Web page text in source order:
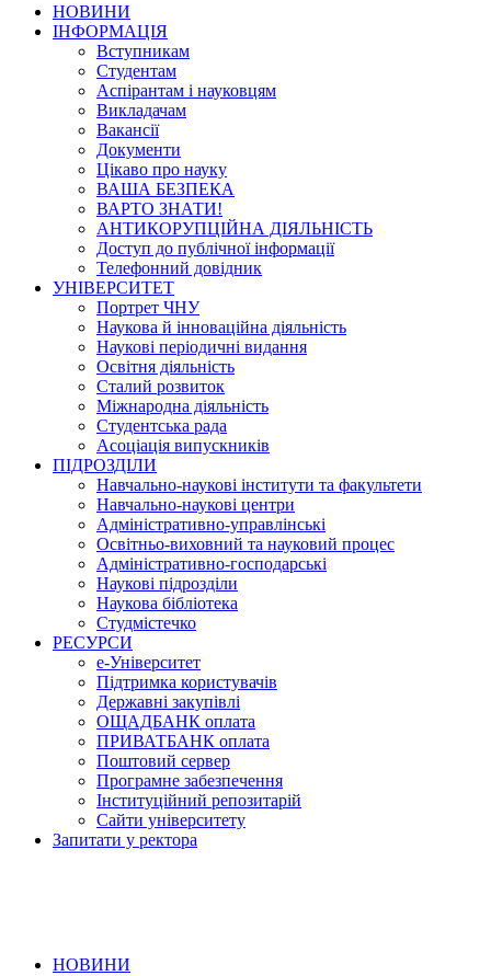
НОВИНИ
ІНФОРМАЦІЯ
Вступникам
Студентам
Аспірантам і науковцям
Викладачам
Вакансії
Документи
Цікаво про науку
ВАША БЕЗПЕКА
ВАРТО ЗНАТИ!
АНТИКОРУПЦІЙНА ДІЯЛЬНІСТЬ
Доступ до публічної інформації
Телефонний довідник
УНІВЕРСИТЕТ
Портрет ЧНУ
Наукова й інноваційна діяльність
Наукові періодичні видання
Освітня діяльність
Сталий розвиток
Міжнародна діяльність
Студентська рада
Асоціація випускників
ПІДРОЗДІЛИ
Навчально-наукові інститути та факультети
Навчально-наукові центри
Адміністративно-управлінські
Освітньо-виховний та науковий процес
Адміністративно-господарські
Наукові підрозділи
Наукова бібліотека
Студмістечко
РЕСУРСИ
е-Університет
Підтримка користувачів
Державні закупівлі
ОЩАДБАНК оплата
ПРИВАТБАНК оплата
Поштовий сервер
Програмне забезпечення
Інституційний репозитарій
Сайти університету
Запитати у ректора
НОВИНИ